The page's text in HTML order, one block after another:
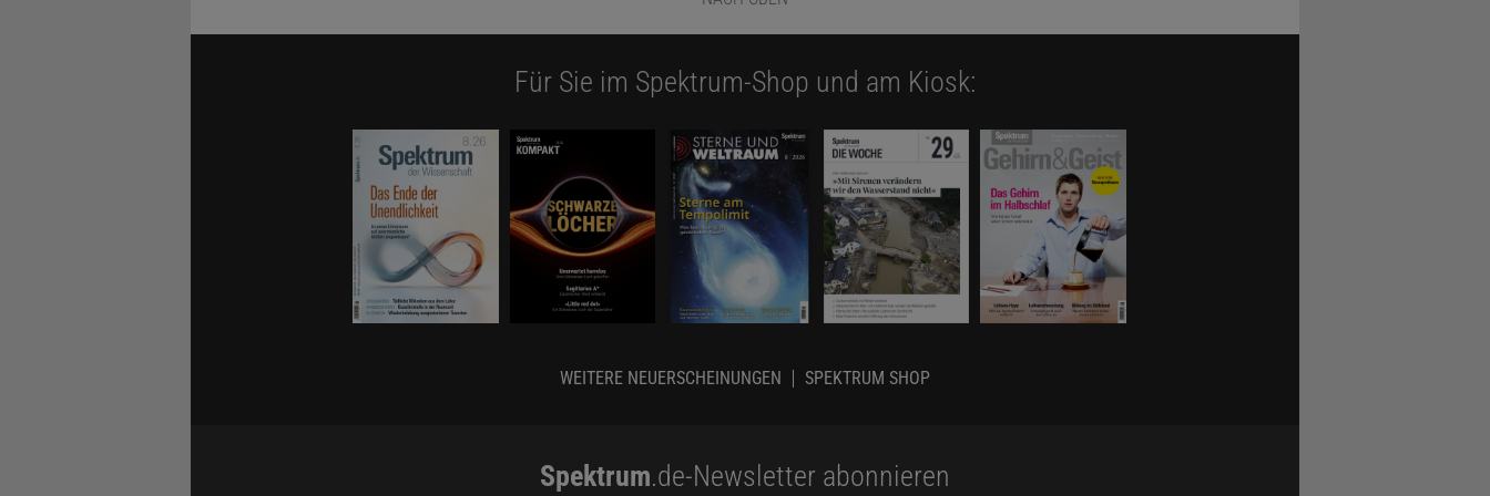
Für Sie im Spektrum-Shop und am Kiosk:
WEITERE NEUERSCHEINUNGEN SPEKTRUM SHOP
Spektrum.de-Newsletter abonnieren